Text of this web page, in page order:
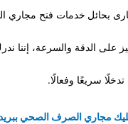
بحائل خدمات فتح مجاري
على الدقة والسرعة، إننا
سريعًا وفعالًا.
مجاري الصرف الصحي